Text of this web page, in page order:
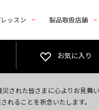
ッスン 製品取扱店舗
お気に入り
された皆さまに心よりお見舞い
れることを祈念いたします。
ゼント！